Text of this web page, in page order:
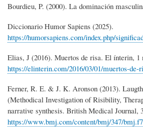
Bourdieu, P. (2000). La dominación
Diccionario Humor Sapiens (2025).
https://humorsapiens.com/index.php/
Elias, J (2016). Muertos de risa. El ínterin, 1
https://elinterin.com/2016/03/01/muertos-de-
Ferner, R. E. & J. K. Aronson (2013).
(Methodical Investigation of Risibility,
narrative synthesis. British Medical Journal,
https://www.bmj.com/content/bmj/347/